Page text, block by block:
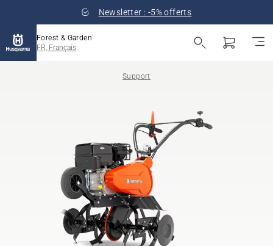
Newsletter : -5% offerts
Forest & Garden
FR, Français
Support